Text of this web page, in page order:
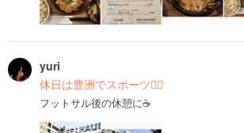
yuri
休日は豊洲でスポーツ🏃‍♀️
フットサル後の休憩に☕️